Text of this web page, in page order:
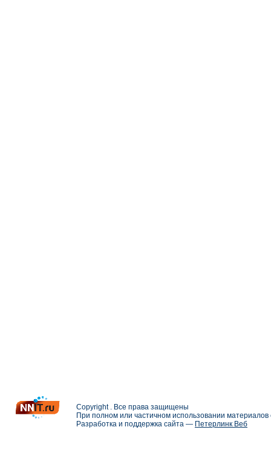
Copyright . Все права защищены
При полном или частичном использовании
Разработка и поддержка сайта — Петерлинк Веб